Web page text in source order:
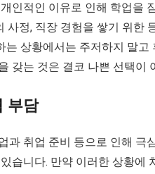
인적인 이유로 인해 학업을
사정, 직장 경험을 쌓기 위한
는 상황에서는 주저하지 말
갖는 것은 결코 나쁜 선택이
부담
과 취업 준비 등으로 인해 극
습니다. 만약 이러한 상황에